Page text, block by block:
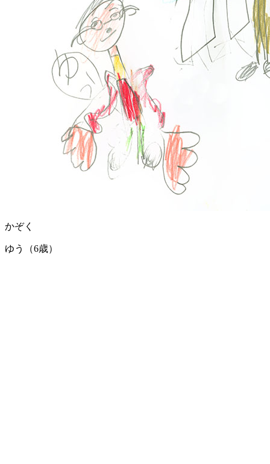
かぞく
ゆう（6歳）